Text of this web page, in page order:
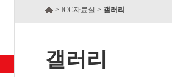
> ICC자료실 > 갤러리
갤러리